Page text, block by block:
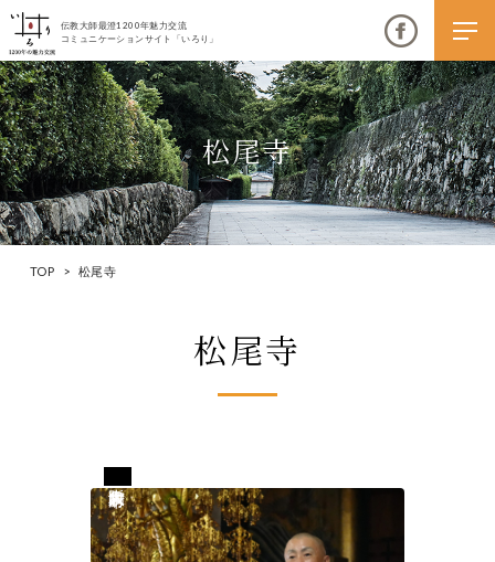
伝教大師最澄1200年魅力交流
コミュニケーションサイト「いろり」
伝教大師最澄1200年魅力交流
いろりとは
大学コラボプロジェクト
いろり端
特集「一隅を照らす」
松尾寺
TOP > 松尾寺
松尾寺